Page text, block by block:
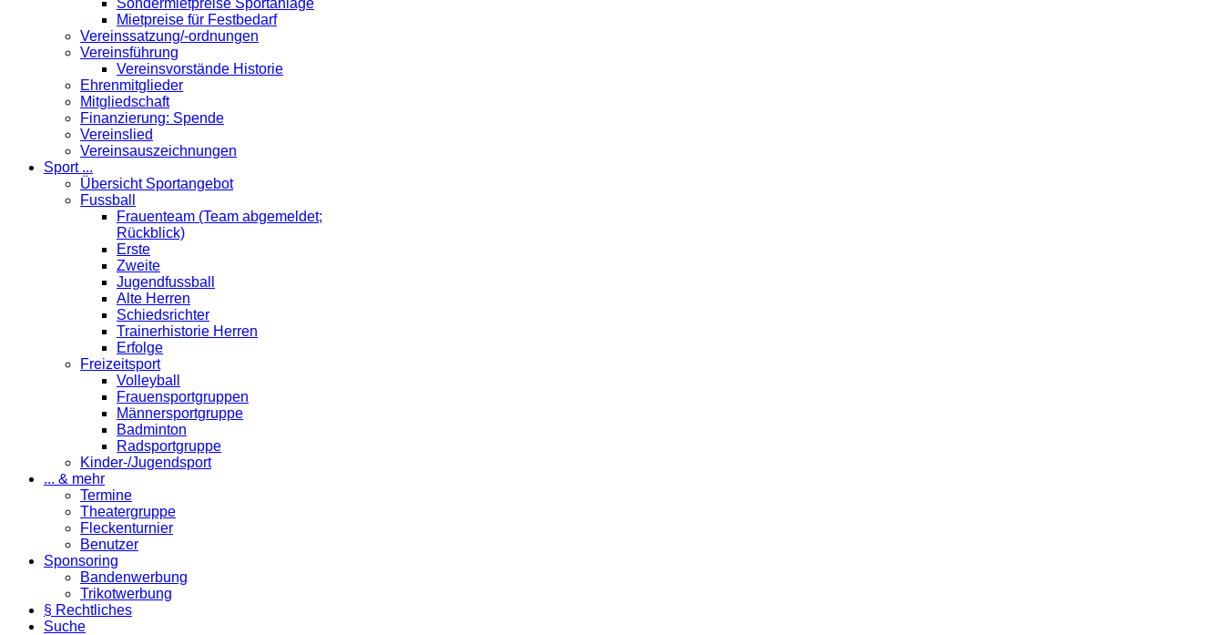
Sondermietpreise Sportanlage
Mietpreise für Festbedarf
Vereinssatzung/-ordnungen
Vereinsführung
Vereinsvorstände Historie
Ehrenmitglieder
Mitgliedschaft
Finanzierung: Spende
Vereinslied
Vereinsauszeichnungen
Sport ...
Übersicht Sportangebot
Fussball
Frauenteam (Team abgemeldet;
Rückblick)
Erste
Zweite
Jugendfussball
Alte Herren
Schiedsrichter
Trainerhistorie Herren
Erfolge
Freizeitsport
Volleyball
Frauensportgruppen
Männersportgruppe
Badminton
Radsportgruppe
Kinder-/Jugendsport
... & mehr
Termine
Theatergruppe
Fleckenturnier
Benutzer
Sponsoring
Bandenwerbung
Trikotwerbung
§ Rechtliches
Suche